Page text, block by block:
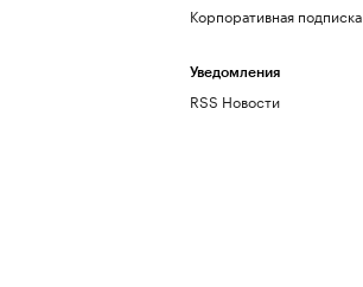
Корпоративная подписка
Уведомления
RSS Новости